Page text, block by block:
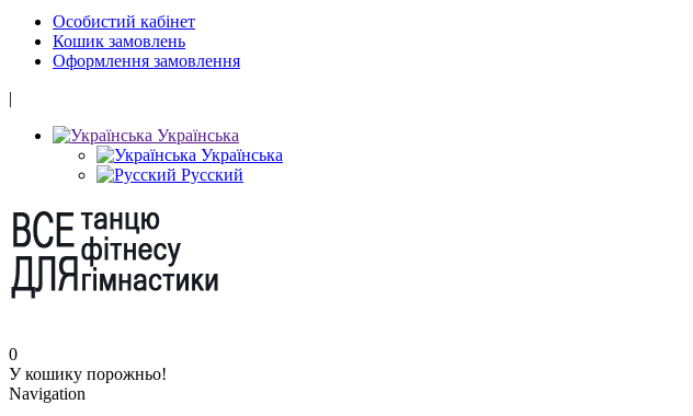
Особистий кабінет
Кошик замовлень
Оформлення замовлення
|
Українська
Українська
Русский
0
У кошику порожньо!
Navigation